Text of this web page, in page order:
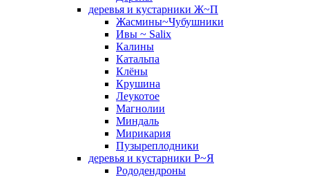
деревья и кустарники Ж~П
Жасмины~Чубушники
Ивы ~ Salix
Калины
Катальпа
Клёны
Крушина
Леукотое
Магнолии
Миндаль
Мирикария
Пузыреплодники
деревья и кустарники Р~Я
Рододендроны